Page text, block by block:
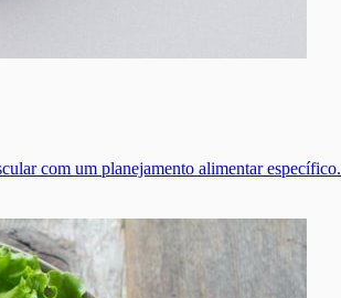
com um planejamento alimentar específico.